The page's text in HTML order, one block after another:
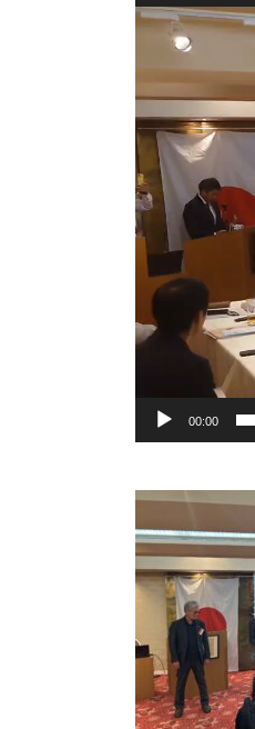
動
プ
レ
ー
ヤ
ー
00:00